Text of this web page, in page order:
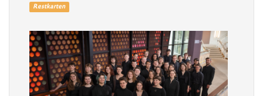
Restkarten